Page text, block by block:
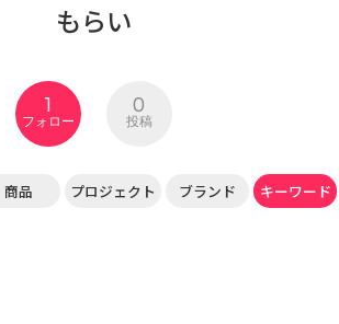
もらい
1
フォロー
0
投稿
商品 プロジェクト ブランド キーワード